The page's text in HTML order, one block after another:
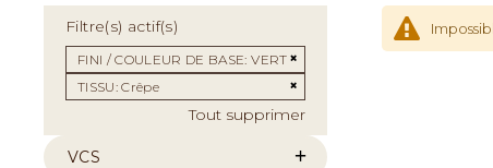
Filtre(s) actif(s)
FINI / COULEUR DE BASE VERT
Supprimer cet Élément
TISSU Crêpe
Tout supprimer
VCS